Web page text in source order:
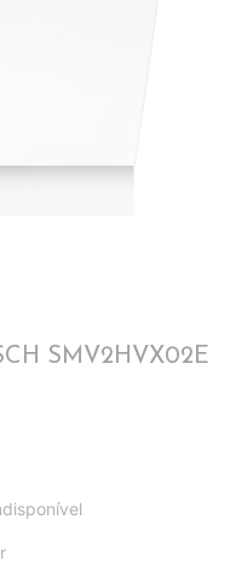
SMV2HVX02E